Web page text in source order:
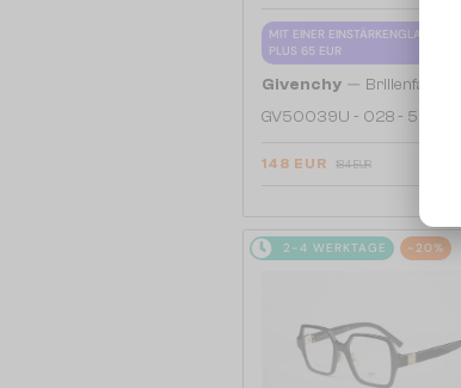
MIT EINER EINSTÄRKENGLASLINSE
PLUS 65 EUR
Givenchy —
GV50039U - 028 - 55
148 EUR 184 EUR
2-4 WERKTAGE -20%